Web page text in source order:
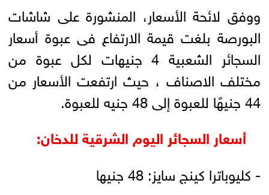
ووفق لائحة الأسعار، المنشورة على شاشات
البورصة بلغت قيمة الارتفاع فى عبوة أسعار
السجائر الشعبية 4 جنيهات لكل عبوة من
مختلف الاصناف ، حيث ارتفعت الأسعار من
44 جنيهًا للعبوة إلى 48 جنيه للعبوة.
أسعار السجائر اليوم الشرقية للدخان:
- كليوباترا كينج سايز: 48 جنيها